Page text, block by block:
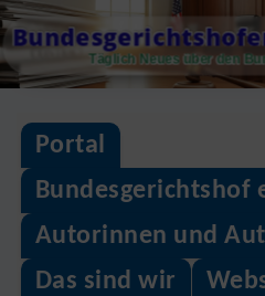
Skip
to
content
Täglich Neues über den
Portal
Bundesgerichtshof
Autorinnen und
Das sind wir